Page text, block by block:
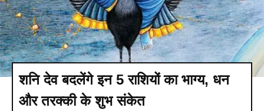
शनि देव बदलेंगे इन 5 राशियों का भाग्य, धन
और तरक्की के शुभ संकेत